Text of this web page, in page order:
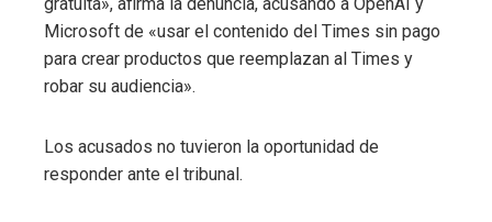
Microsoft de «usar el contenido del Times sin pago
para crear productos que reemplazan al Times y
robar su audiencia».
Los acusados ​​no tuvieron la oportunidad de
responder ante el tribunal.